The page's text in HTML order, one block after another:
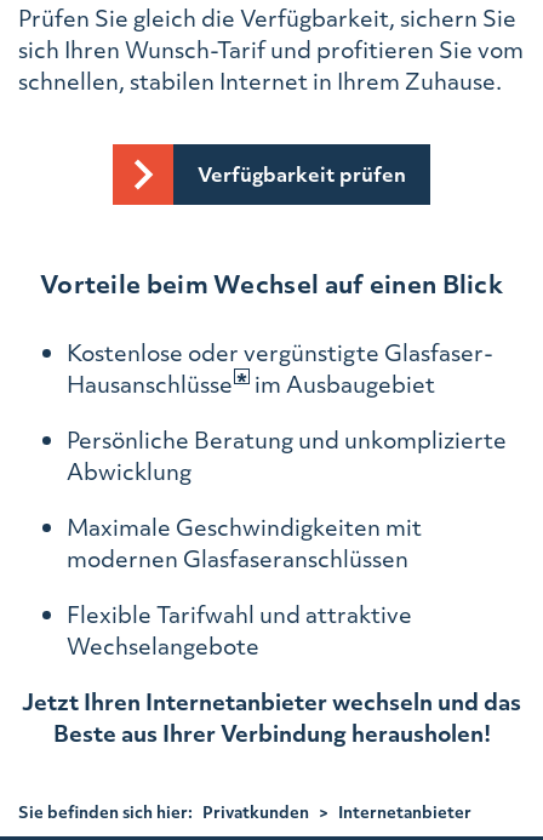
Prüfen Sie gleich die Verfügbarkeit, sichern Sie
sich Ihren Wunsch-Tarif und profitieren Sie vom
schnellen, stabilen Internet in Ihrem Zuhause.
Verfügbarkeit prüfen
Vorteile beim Wechsel auf einen Blick
Kostenlose oder vergünstigte Glasfaser-
Hausanschlüsse im Ausbaugebiet
Persönliche Beratung und unkomplizierte
Abwicklung
Maximale Geschwindigkeiten mit
modernen Glasfaseranschlüssen
Flexible Tarifwahl und attraktive
Wechselangebote
Jetzt Ihren Internetanbieter wechseln und das
Beste aus Ihrer Verbindung herausholen!
Sie befinden sich hier: Privatkunden > Internetanbieter